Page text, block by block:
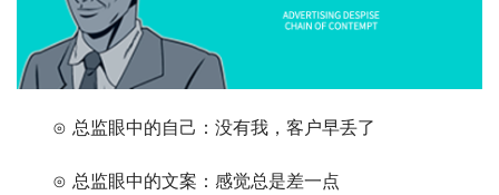
⊙ 总监眼中的自己：没有我，客户早丢了
⊙ 总监眼中的文案：感觉总是差一点